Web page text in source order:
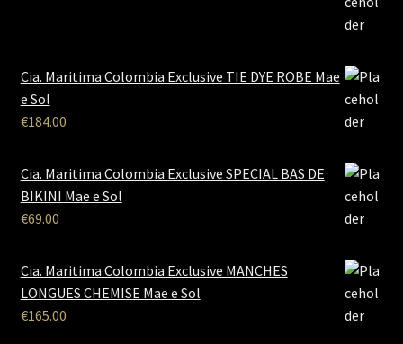
Cia. Maritima Colombia Exclusive TIE DYE ROBE Mae
e Sol
€184.00
Cia. Maritima Colombia Exclusive SPECIAL BAS DE
BIKINI Mae e Sol
€69.00
Cia. Maritima Colombia Exclusive MANCHES
LONGUES CHEMISE Mae e Sol
€165.00